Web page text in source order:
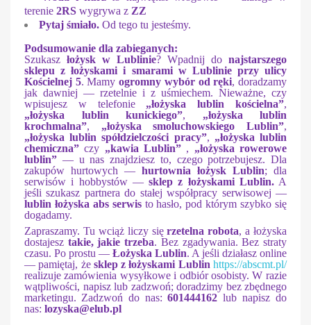
terenie 2RS wygrywa z ZZ
Pytaj śmiało. Od tego tu jesteśmy.
Podsumowanie dla zabieganych:
Szukasz łożysk w Lublinie? Wpadnij do najstarszego
sklepu z łożyskami i smarami w Lublinie przy ulicy
Kościelnej 5. Mamyogromny wybór od ręki, doradzamy
jak dawniej — rzetelnie i z uśmiechem. Nieważne, czy
wpisujesz w telefonie „łożyska lublin kościelna”,
„łożyska lublin kunickiego”, „łożyska lublin
krochmalna”, „łożyska smoluchowskiego Lublin”,
„łożyska lublin spółdzielczości pracy”, „łożyska lublin
chemiczna” czy „kawia Lublin” , „łożyska rowerowe
lublin” — u nas znajdziesz to, czego potrzebujesz. Dla
zakupów hurtowych — hurtownia łożysk Lublin; dla
serwisów i hobbystów — sklep z łożyskami Lublin.A
jeśli szukasz partnera do stałej współpracy serwisowej —
lublin łożyska abs serwisto hasło, pod którym szybko się
dogadamy.
Zapraszamy. Tu wciąż liczy sięrzetelna robota, a łożyska
dostajesz takie, jakie trzeba. Bez zgadywania. Bez straty
czasu. Po prostu — Łożyska Lublin. A jeśli działasz online
— pamiętaj, że sklep z łożyskami Lublin https://abscmt.pl/
realizuje zamówienia wysyłkowe i odbiór osobisty. W razie
wątpliwości, napisz lub zadzwoń; doradzimy bez zbędnego
marketingu. Zadzwoń do nas:601444162 lub napisz do
nas: lozyska@elub.pl